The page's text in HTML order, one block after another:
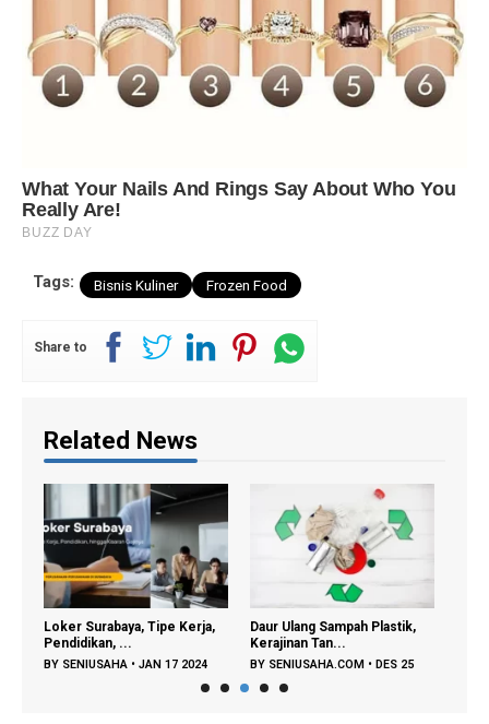
Tags: Bisnis Kuliner Frozen Food
Share to
Related News
Loker Surabaya, Tipe Kerja,
Pendidikan, ...
BY SENIUSAHA • JAN 17 2024
Daur Ulang Sampah Plastik,
Kerajinan Tan...
BY SENIUSAHA.COM • DES 25